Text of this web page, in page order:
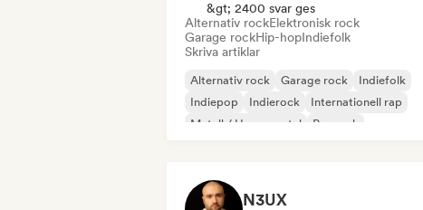
&gt; 2400 svar ges
Alternativ rockElektronisk rock
Garage rockHip-hopIndiefolk
Skriva artiklar
Alternativ rock Garage rock
Indiefolk
Indiepop
Indierock
Internationell rap
Metall / Heavy metal
Poprock
N3UX